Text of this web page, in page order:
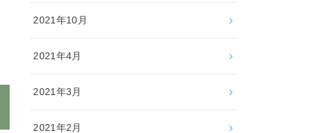
2021年10月
2021年4月
2021年3月
2021年2月